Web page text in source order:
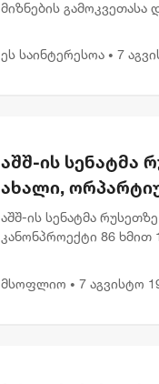
მიზნების
უწყობს გადადებული
ეს საინტერესოა • 7
აშშ-ის სენატმა
ახალი,
აშშ-ის სენატმა
კანონპროექტი 86 ხმით
მსოფლიო • 7 აგვისტო